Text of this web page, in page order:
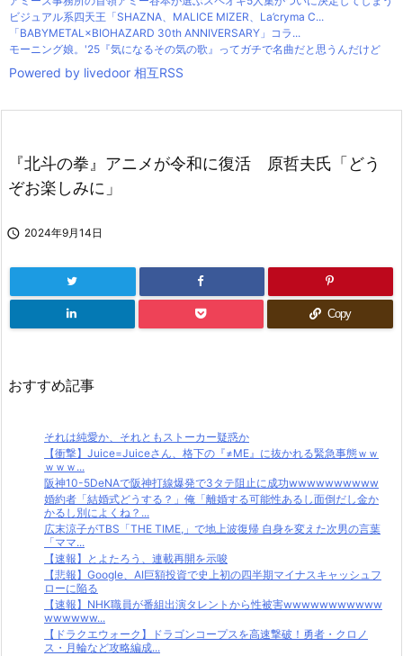
ビジュアル系四天王「SHAZNA、MALICE MIZER、La’cryma C...
「BABYMETAL×BIOHAZARD 30th ANNIVERSARY」コラ...
モーニング娘。'25『気になるその気の歌』ってガチで名曲だと思うんだけど
Powered by livedoor 相互RSS
『北斗の拳』アニメが令和に復活 原哲夫氏「どう
ぞお楽しみに」
 2024年9月14日
Copy
おすすめ記事
それは純愛か、それともストーカー疑惑か
【衝撃】Juice=Juiceさん、格下の『≠ME』に抜かれる緊急事態ｗｗ
ｗｗｗ...
阪神10-5DeNAで阪神打線爆発で3タテ阻止に成功wwwwwwwwww
婚約者「結婚式どうする？」俺「離婚する可能性あるし面倒だし金か
かるし別によくね？...
広末涼子がTBS「THE TIME,」で地上波復帰 自身を変えた次男の言葉
「ママ...
【速報】とよたろう、連載再開を示唆
【悲報】Google、AI巨額投資で史上初の四半期マイナスキャッシュフ
ローに陥る
【速報】NHK職員が番組出演タレントから性被害wwwwwwwwwww
wwwwww...
【ドラクエウォーク】ドラゴンコープスを高速撃破！勇者・クロノ
ス・月輪など攻略編成...